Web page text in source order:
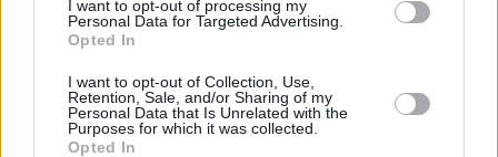
I want to opt-out of processing my
Personal Data for Targeted Advertising.
Opted In
I want to opt-out of Collection, Use,
Retention, Sale, and/or Sharing of my
Personal Data that Is Unrelated with the
Purposes for which it was collected.
Opted In
Ετικέτες Πεντάγωνο
facebook tweet share